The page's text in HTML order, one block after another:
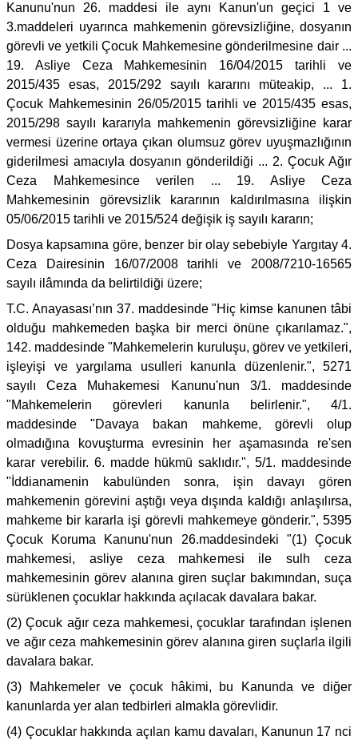
Kanunu'nun 26. maddesi ile aynı Kanun'un geçici 1 ve
3.maddeleri uyarınca mahkemenin görevsizliğine, dosyanın
görevli ve yetkili Çocuk Mahkemesine gönderilmesine dair ...
19. Asliye Ceza Mahkemesinin 16/04/2015 tarihli ve
2015/435 esas, 2015/292 sayılı kararını müteakip, ... 1.
Çocuk Mahkemesinin 26/05/2015 tarihli ve 2015/435 esas,
2015/298 sayılı kararıyla mahkemenin görevsizliğine karar
vermesi üzerine ortaya çıkan olumsuz görev uyuşmazlığının
giderilmesi amacıyla dosyanın gönderildiği ... 2. Çocuk Ağır
Ceza Mahkemesince verilen ... 19. Asliye Ceza
Mahkemesinin görevsizlik kararının kaldırılmasına ilişkin
05/06/2015 tarihli ve 2015/524 değişik iş sayılı kararın;
Dosya kapsamına göre, benzer bir olay sebebiyle Yargıtay 4.
Ceza Dairesinin 16/07/2008 tarihli ve 2008/7210-16565
sayılı ilâmında da belirtildiği üzere;
T.C. Anayasası’nın 37. maddesinde "Hiç kimse kanunen tâbi
olduğu mahkemeden başka bir merci önüne çıkarılamaz.",
142. maddesinde "Mahkemelerin kuruluşu, görev ve yetkileri,
işleyişi ve yargılama usulleri kanunla düzenlenir.", 5271
sayılı Ceza Muhakemesi Kanunu'nun 3/1. maddesinde
"Mahkemelerin görevleri kanunla belirlenir.", 4/1.
maddesinde "Davaya bakan mahkeme, görevli olup
olmadığına kovuşturma evresinin her aşamasında re'sen
karar verebilir. 6. madde hükmü saklıdır.", 5/1. maddesinde
"İddianamenin kabulünden sonra, işin davayı gören
mahkemenin görevini aştığı veya dışında kaldığı anlaşılırsa,
mahkeme bir kararla işi görevli mahkemeye gönderir.", 5395
Çocuk Koruma Kanunu'nun 26.maddesindeki "(1) Çocuk
mahkemesi, asliye ceza mahkemesi ile sulh ceza
mahkemesinin görev alanına giren suçlar bakımından, suça
sürüklenen çocuklar hakkında açılacak davalara bakar.
(2) Çocuk ağır ceza mahkemesi, çocuklar tarafından işlenen
ve ağır ceza mahkemesinin görev alanına giren suçlarla ilgili
davalara bakar.
(3) Mahkemeler ve çocuk hâkimi, bu Kanunda ve diğer
kanunlarda yer alan tedbirleri almakla görevlidir.
(4) Çocuklar hakkında açılan kamu davaları, Kanunun 17 nci